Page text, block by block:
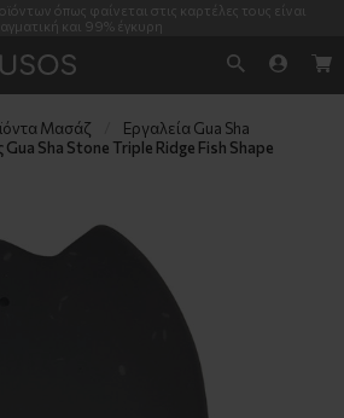
όπως φαίνεται στις καρτέλες τους είναι
και 99% έγκυρη
Μασάζ
Εργαλεία Gua Sha
Gua Sha Stone Triple Ridge Fish Shape